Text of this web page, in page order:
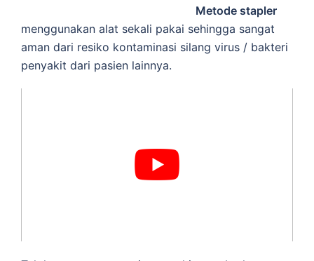
Metode stapler
menggunakan alat sekali pakai sehingga sangat
aman dari resiko kontaminasi silang virus / bakteri
penyakit dari pasien lainnya.